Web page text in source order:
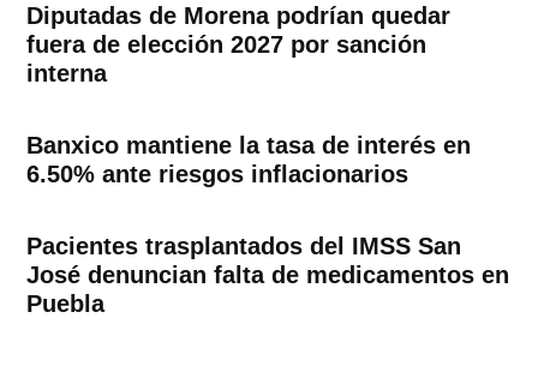
Diputadas de Morena podrían quedar
fuera de elección 2027 por sanción
interna
Banxico mantiene la tasa de interés en
6.50% ante riesgos inflacionarios
Pacientes trasplantados del IMSS San
José denuncian falta de medicamentos en
Puebla